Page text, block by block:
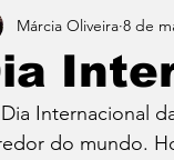
do Tempo - (Blog)
Márcia Oliveira 8 de
Internacional
do mundo.